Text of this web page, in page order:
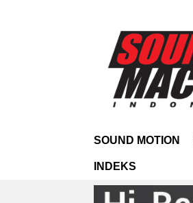
SOUND MOTION
INDEKS